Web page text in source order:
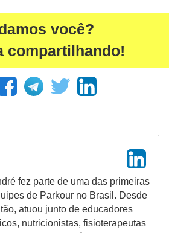
você?
compartilhando!
fez parte de uma das primeiras
de Parkour no Brasil. Desde
atuou junto de educadores
nutricionistas, fisioterapeutas